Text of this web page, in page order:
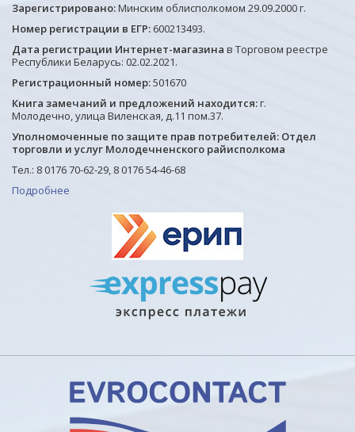
Зарегистрировано:Минским облисполкомом 29.09.2000 г.
Номер регистрации в ЕГР: 600213493.
Дата регистрации Интернет-магазина в Торговом реестре
Республики Беларусь: 02.02.2021.
Регистрационный номер:501670
Книга замечаний и предложений находится:г.
Молодечно, улица Виленская, д.11 пом.37.
Уполномоченные по защите прав потребителей: Отдел
торговли и услуг Молодечненского райисполкома
Тел.: 8 0176 70-62-29, 8 0176 54-46-68
Подробнее